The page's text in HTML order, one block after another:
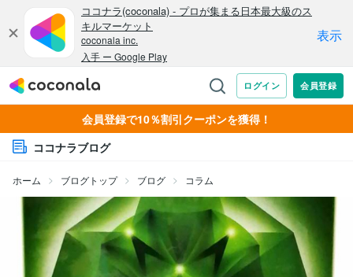
会員登録で10％割引クーポンを獲得！
ココナラブログ
ホーム ブログトップ ブログ コラム